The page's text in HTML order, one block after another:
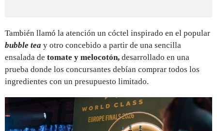
También llamó la atención un cóctel inspirado en el popular
bubble tea y otro concebido a partir de una sencilla
ensalada de tomate y melocotón, desarrollado en una
prueba donde los concursantes debían comprar todos los
ingredientes con un presupuesto limitado.